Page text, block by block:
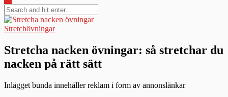
Stretchövningar
Stretcha nacken övningar: så stretchar du
nacken på rätt sätt
Inlägget bunda innehåller reklam i form av annonslänkar